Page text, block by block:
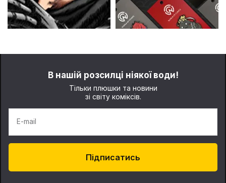
В нашій розсилці ніякої води!
Тільки плюшки та новини
зі світу коміксів.
E-mail
Підписатись